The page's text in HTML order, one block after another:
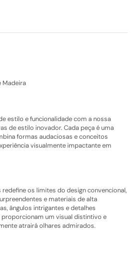
Madeira
estilo e funcionalidade com a nossa
de estilo inovador. Cada peça é uma
formas audaciosas e conceitos
visualmente impactante em
os limites do design convencional,
e materiais de alta
ângulos intrigantes e detalhes
proporcionam um visual distintivo e
atrairá olhares admirados.